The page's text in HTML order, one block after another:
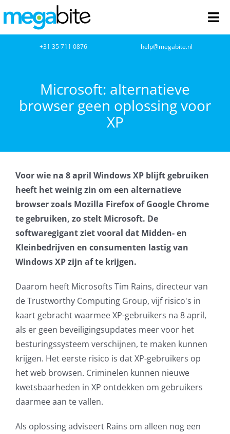
naar
inhoud
Netwerkbeheer
VOIP
Microsoft NCE
AVG
Glasvezelverbindingen
Microsoft software licenties
SLA overeenkomsten
Remote Help
+31 35 711 0876 help@megabite.nl
Microsoft: alternatieve
browser geen oplossing voor
XP
Voor wie na 8 april Windows XP blijft gebruiken
heeft het weinig zin om een alternatieve
browser zoals Mozilla Firefox of Google Chrome
te gebruiken, zo stelt Microsoft. De
softwaregigant ziet vooral dat Midden- en
Kleinbedrijven en consumenten lastig van
Windows XP zijn af te krijgen.
Daarom heeft Microsofts Tim Rains, directeur van
de Trustworthy Computing Group, vijf risico's in
kaart gebracht waarmee XP-gebruikers na 8 april,
als er geen beveiligingsupdates meer voor het
besturingssysteem verschijnen, te maken kunnen
krijgen. Het eerste risico is dat XP-gebruikers op
het web browsen. Criminelen kunnen nieuwe
kwetsbaarheden in XP ontdekken om gebruikers
daarmee aan te vallen.
Als oplossing adviseert Rains om alleen nog een